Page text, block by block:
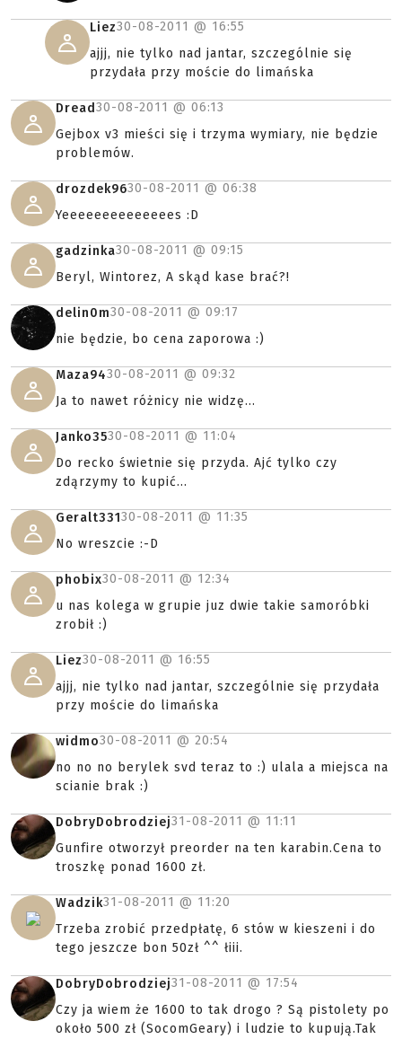
Liez30-08-2011 @ 16:55
ajjj, nie tylko nad jantar, szczególnie się
przydała przy moście do limańska
Dread30-08-2011 @ 06:13
Gejbox v3 mieści się i trzyma wymiary, nie będzie
problemów.
drozdek9630-08-2011 @ 06:38
Yeeeeeeeeeeeeees :D
gadzinka30-08-2011 @ 09:15
Beryl, Wintorez, A skąd kase brać?!
delin0m30-08-2011 @ 09:17
nie będzie, bo cena zaporowa :)
Maza9430-08-2011 @ 09:32
Ja to nawet różnicy nie widzę...
Janko3530-08-2011 @ 11:04
Do recko świetnie się przyda. Ajć tylko czy
zdąrzymy to kupić...
Geralt33130-08-2011 @ 11:35
No wreszcie :-D
phobix30-08-2011 @ 12:34
u nas kolega w grupie juz dwie takie samoróbki
zrobił :)
Liez30-08-2011 @ 16:55
ajjj, nie tylko nad jantar, szczególnie się przydała
przy moście do limańska
widmo30-08-2011 @ 20:54
no no no berylek svd teraz to :) ulala a miejsca na
scianie brak :)
DobryDobrodziej31-08-2011 @ 11:11
Gunfire otworzył preorder na ten karabin.Cena to
troszkę ponad 1600 zł.
Wadzik31-08-2011 @ 11:20
Trzeba zrobić przedpłatę, 6 stów w kieszeni i do
tego jeszcze bon 50zł ^^ łiii.
DobryDobrodziej31-08-2011 @ 17:54
Czy ja wiem że 1600 to tak drogo ? Są pistolety po
około 500 zł (SocomGeary) i ludzie to kupują.Tak